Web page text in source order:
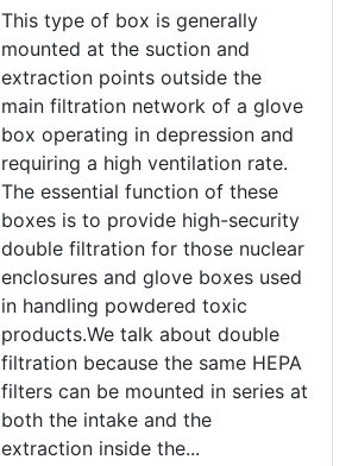
This type of box is generally
mounted at the suction and
extraction points outside the
main filtration network of a glove
box operating in depression and
requiring a high ventilation rate.
The essential function of these
boxes is to provide high-security
double filtration for those nuclear
enclosures and glove boxes used
in handling powdered toxic
products.We talk about double
filtration because the same HEPA
filters can be mounted in series at
both the intake and the
extraction inside the...